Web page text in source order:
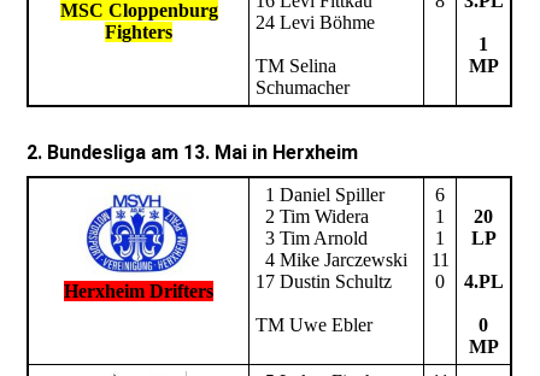
MSC Cloppenburg
Fighters
24 Levi Böhme
TM Selina
Schumacher
1
MP
2. Bundesliga am 13. Mai in Herxheim
Herxheim Drifters
1 Daniel Spiller
2 Tim Widera
3 Tim Arnold
4 Mike Jarczewski
17 Dustin Schultz
TM Uwe Ebler
6
1
1
11
0
20
LP
4.PL
0
MP